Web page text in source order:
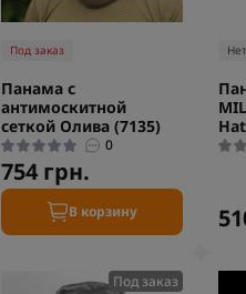
Под заказ
Панама с
антимоскитной
сеткой Олива (7135)
0
754 грн.
В корзину
Под заказ